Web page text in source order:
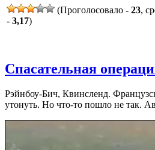
(Проголосовало - 23,
- 3,17)
Спасательная
Рэйнбоу-Бич, Квинсленд.
утонуть. Но что-то пошло не так.